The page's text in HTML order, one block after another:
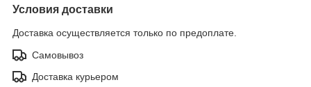
Условия доставки
Доставка осуществляется только по предоплате.
Самовывоз
Доставка курьером